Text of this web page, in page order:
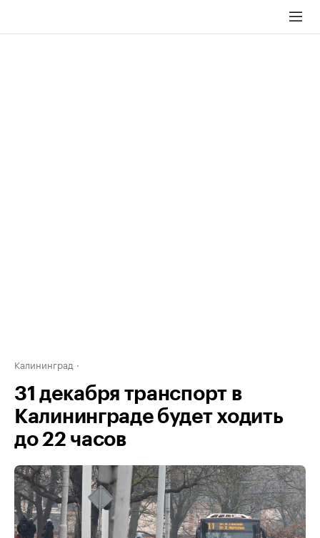
Калининград
31 декабря транспорт в
Калининграде будет ходить
до 22 часов